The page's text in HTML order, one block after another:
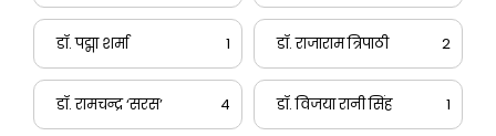
डॉ. पद्मा शर्मा 1 डॉ. राजाराम त्रिपाठी 2
डॉ. रामचन्द्र ‘सरस’ 4 डॉ. विजया रानी सिंह 1